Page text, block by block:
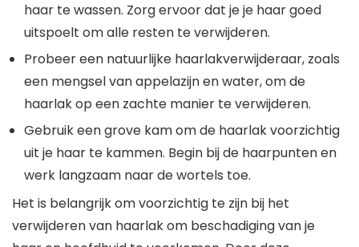
haar te wassen. Zorg ervoor dat je je haar goed
uitspoelt om alle resten te verwijderen.
Probeer een natuurlijke haarlakverwijderaar, zoals
een mengsel van appelazijn en water, om de
haarlak op een zachte manier te verwijderen.
Gebruik een grove kam om de haarlak voorzichtig
uit je haar te kammen. Begin bij de haarpunten en
werk langzaam naar de wortels toe.
Het is belangrijk om voorzichtig te zijn bij het
verwijderen van haarlak om beschadiging van je